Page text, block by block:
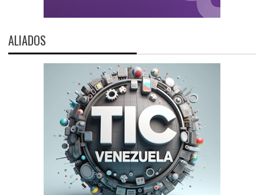
ALIADOS